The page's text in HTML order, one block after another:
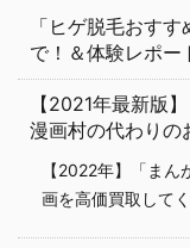
「ヒゲ脱毛おす
で！＆体験レポー
【2021年最新版
漫画村の代わりの
【2022年】「ま
画を高価買取して